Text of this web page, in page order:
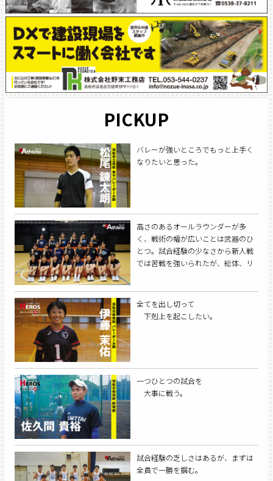
PICKUP
バレーが強いところでもっと上手く
なりたいと思った。
高さのあるオールラウンダーが多
く、戦術の幅が広いことは武器のひ
とつ。試合経験の少なさから新人戦
では苦戦を強いられたが、総体、リ
全てを出し切って
下剋上を起こしたい。
一つひとつの試合を
大事に戦う。
試合経験の乏しさはあるが、まずは
全員で一勝を掴む。